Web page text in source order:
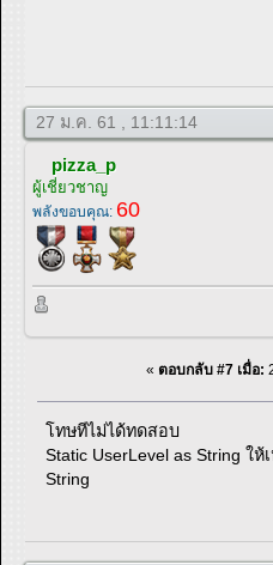
27 ม.ค. 61 , 11:11:14
pizza_p
ผู้เชี่ยวชาญ
พลังขอบคุณ: 60
« ตอบกลับ #7 เมื่อ:
โทษทีไม่ได้ทดสอบ
Static UserLevel as String ใ
String